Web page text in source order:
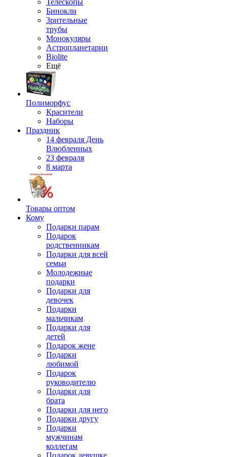
Телескопы
Бинокли
Зрительные
трубы
Монокуляры
Астропланетарии
Biolite
Ещё
Полиморфус
Красители
Наборы
Праздник
14 февраля День
Влюбленных
23 февраля
8 марта
Товары оптом
Кому
Подарки парам
Подарок
родственникам
Подарки для всей
семьи
Молодежные
подарки
Подарки для
девочек
Подарки
мальчикам
Подарки для
детей
Подарок жене
Подарки
любимой
Подарок
руководителю
Подарки для
брата
Подарки для него
Подарки другу
Подарки
мужчинам
коллегам
Подарок девушке